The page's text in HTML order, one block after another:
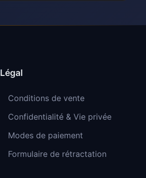
Légal
Conditions de vente
Confidentialité & Vie privée
Modes de paiement
Formulaire de rétractation